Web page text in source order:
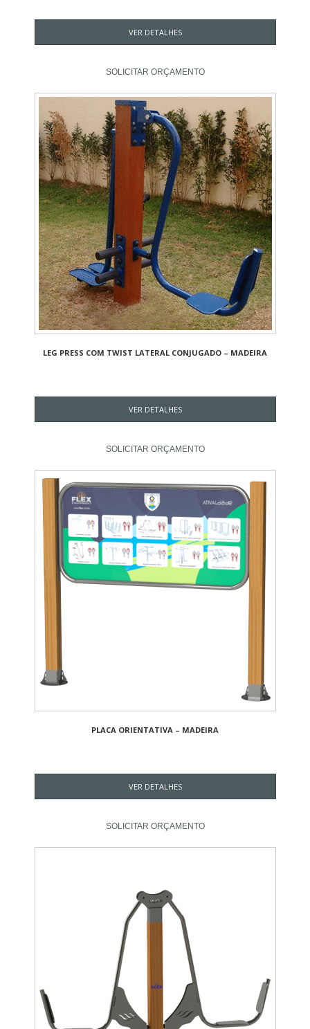
VER DETALHES
SOLICITAR ORÇAMENTO
LEG PRESS COM TWIST LATERAL CONJUGADO – MADEIRA
VER DETALHES
SOLICITAR ORÇAMENTO
PLACA ORIENTATIVA – MADEIRA
VER DETALHES
SOLICITAR ORÇAMENTO